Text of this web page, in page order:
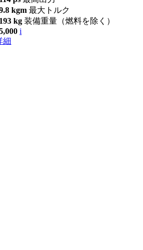
kgm 最大トルク
193 kg 装備重量（燃料を除く）
i
細